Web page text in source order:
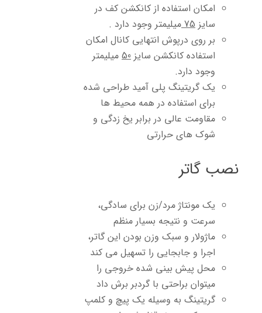
امکان استفاده از کانکشن کف در
سایز75 میلیمتر وجود دارد .
بر روی درپوش انتهایی کانال امکان
استفاده کانکشن سایز50 میلیمتر
وجود دارد.
یک گریتینگ پلی آمید طراحی شده
برای استفاده در همه محیط ها
مقاومت عالی در برابر یخ زدگی و
شوک های حرارتی
نصب گاتر
یک مونتاژ مرد/زن برای سادگی،
سرعت و نتیجه بسیار منظم
ماژولار و سبک وزن بودن این گاتر،
اجرا و جابجایی را تسهیل می کند
محل پیش بینی شده خروجی را
میتوان براحتی با گردبر برش داد
گریتینگ به وسیله یک پیچ و کلمپ